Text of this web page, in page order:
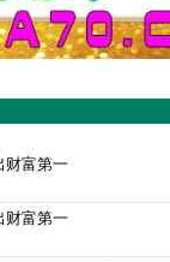
富第一
富第一